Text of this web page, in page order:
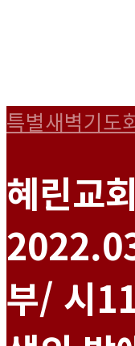
특별새벽기도
혜린교
부/ 시